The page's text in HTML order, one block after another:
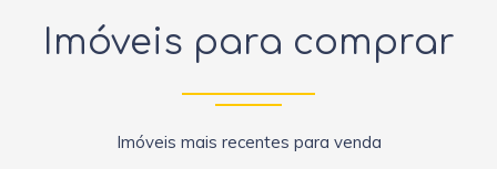
Imóveis para comprar
Imóveis mais recentes para venda